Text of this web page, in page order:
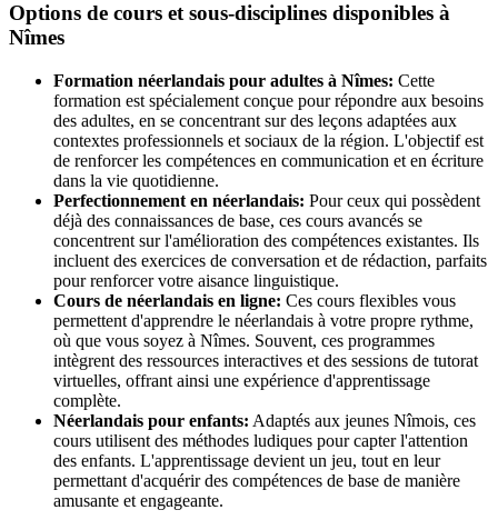
Options de cours et sous-disciplines disponibles à
Nîmes
Formation néerlandais pour adultes à Nîmes: Cette
formation est spécialement conçue pour répondre aux besoins
des adultes, en se concentrant sur des leçons adaptées aux
contextes professionnels et sociaux de la région. L'objectif est
de renforcer les compétences en communication et en écriture
dans la vie quotidienne.
Perfectionnement en néerlandais: Pour ceux qui possèdent
déjà des connaissances de base, ces cours avancés se
concentrent sur l'amélioration des compétences existantes. Ils
incluent des exercices de conversation et de rédaction, parfaits
pour renforcer votre aisance linguistique.
Cours de néerlandais en ligne: Ces cours flexibles vous
permettent d'apprendre le néerlandais à votre propre rythme,
où que vous soyez à Nîmes. Souvent, ces programmes
intègrent des ressources interactives et des sessions de tutorat
virtuelles, offrant ainsi une expérience d'apprentissage
complète.
Néerlandais pour enfants: Adaptés aux jeunes Nîmois, ces
cours utilisent des méthodes ludiques pour capter l'attention
des enfants. L'apprentissage devient un jeu, tout en leur
permettant d'acquérir des compétences de base de manière
amusante et engageante.